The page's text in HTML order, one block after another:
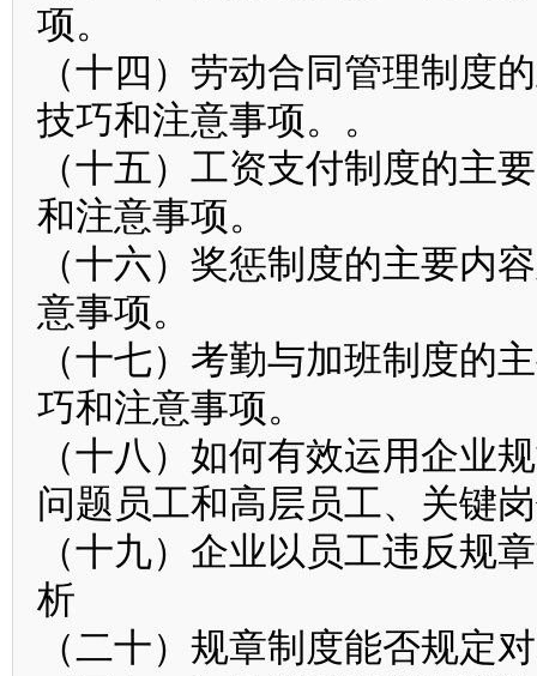
项。
（十四）劳动合同管理制度
技巧和注意事项。。
（十五）工资支付制度的主
和注意事项。
（十六）奖惩制度的主要内
意事项。
（十七）考勤与加班制度的
巧和注意事项。
（十八）如何有效运用企业
问题员工和高层员工、关键
（十九）企业以员工违反规
析
（二十）规章制度能否规定